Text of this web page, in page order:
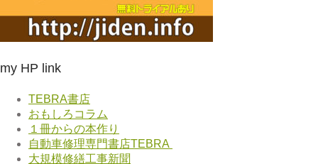
my HP link
TEBRA書店
おもしろコラム
１冊からの本作り
自動車修理専門書店TEBRA
大規模修繕工事新聞